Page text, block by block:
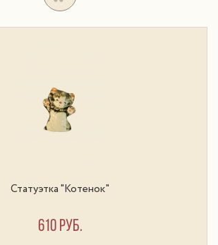
Статуэтка "Котенок"
610 руб.